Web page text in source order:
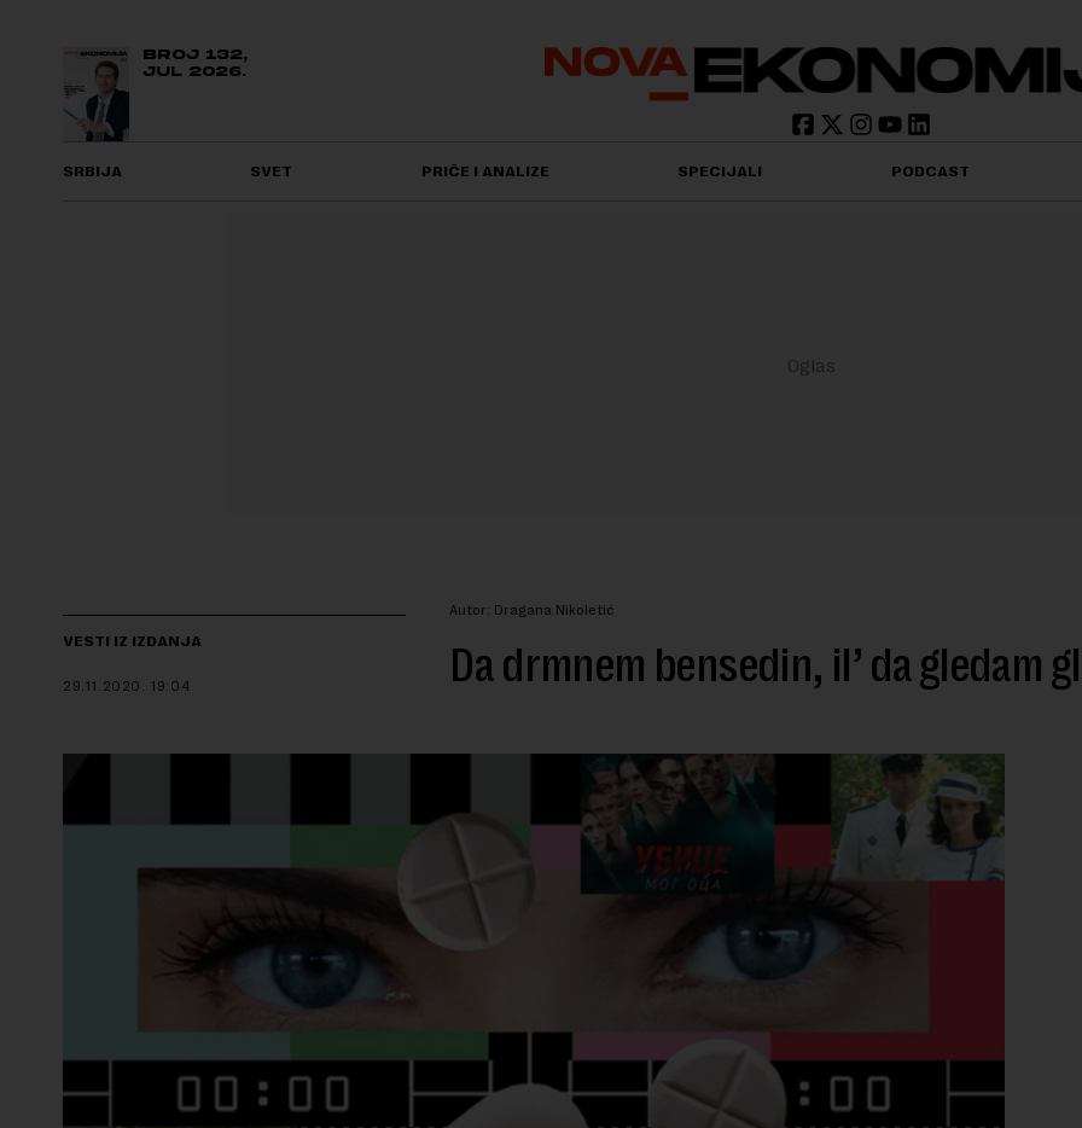
BROJ 132,
JUL 2026.
SRBIJA SVET PRIČE I ANALIZE SPECIJALI PODCAST
VESTI IZ IZDANJA
29.11.2020. 19:04
Autor: Dragana Nikoletić
Da drmnem bensedin, il’ da gledam